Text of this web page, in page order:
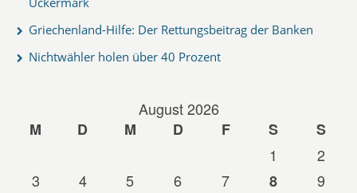
Griechenland-Hilfe: Der Rettungsbeitrag der Banken
Nichtwähler holen über 40 Prozent
August 2026
M
D M D F S
S
1
2
3
4 5 6 7 8
9